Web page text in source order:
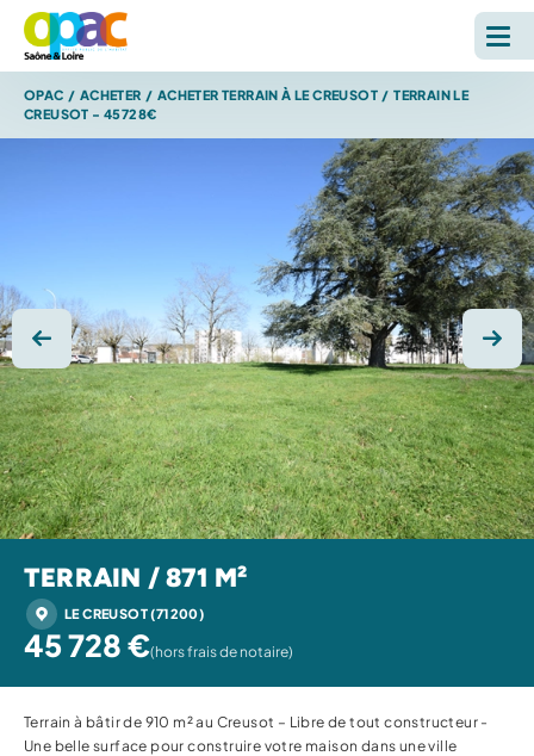
LOUER
S'INFORMER
RECHERCHE SUR LE SITE *
ESPACE PERSONNEL
OPAC / ACHETER / ACHETER TERRAIN À LE CREUSOT / TERRAIN LE
CREUSOT - 45728€
Photo précédente
TERRAIN / 871 M²
LE CREUSOT (71200)
45 728 €(hors frais de notaire)
Terrain à bâtir de 910 m² au Creusot – Libre de tout constructeur -
Une belle surface pour construire votre maison dans une ville